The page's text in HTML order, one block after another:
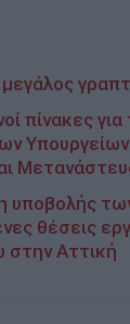
πίνακες για
θέσεις
στην Αττική